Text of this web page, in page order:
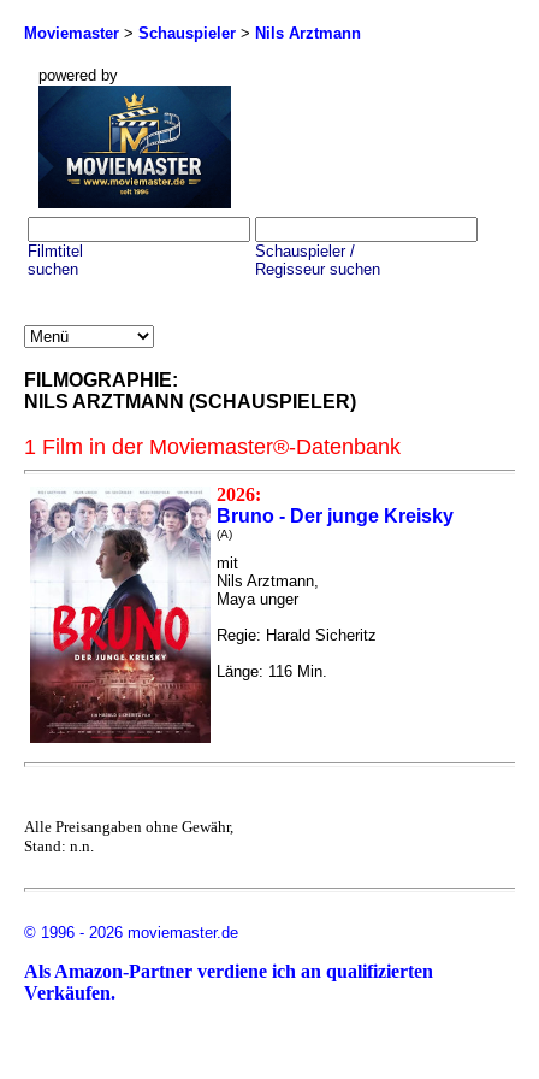
Moviemaster > Schauspieler > Nils Arztmann
powered by
Filmtitel
suchen
Schauspieler /
Regisseur suchen
FILMOGRAPHIE:
NILS ARZTMANN (SCHAUSPIELER)
1 Film in der Moviemaster®-Datenbank
2026:
Bruno - Der junge Kreisky
(A)
mit
Nils Arztmann,
Maya unger
Regie: Harald Sicheritz
Länge: 116 Min.
Alle Preisangaben ohne Gewähr,
Stand: n.n.
© 1996 - 2026 moviemaster.de
Als Amazon-Partner verdiene ich an qualifizierten
Verkäufen.